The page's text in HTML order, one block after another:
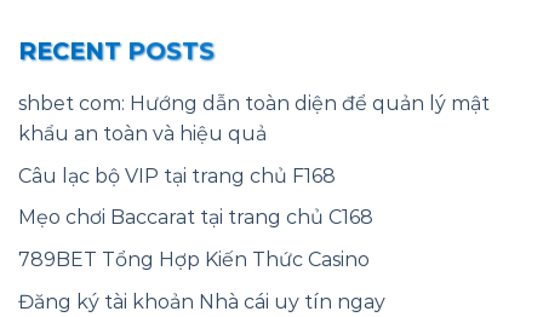
RECENT POSTS
shbet com: Hướng dẫn toàn diện để quản lý mật
khẩu an toàn và hiệu quả
Câu lạc bộ VIP tại trang chủ F168
Mẹo chơi Baccarat tại trang chủ C168
789BET Tổng Hợp Kiến Thức Casino
Đăng ký tài khoản Nhà cái uy tín ngay